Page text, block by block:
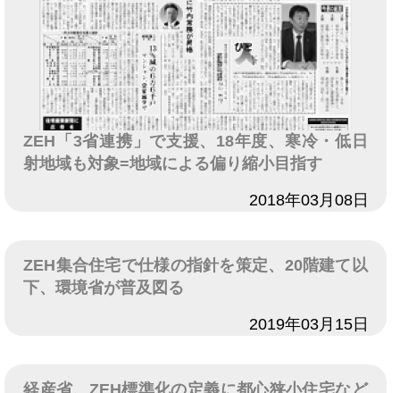
ZEH「3省連携」で支援、18年度、寒冷・低日
射地域も対象=地域による偏り縮小目指す
2018年03月08日
ZEH集合住宅で仕様の指針を策定、20階建て以
下、環境省が普及図る
2019年03月15日
経産省、ZEH標準化の定義に都心狭小住宅など